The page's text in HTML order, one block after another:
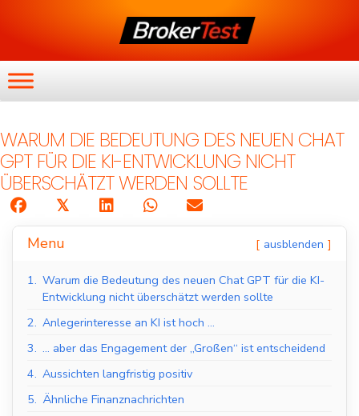
WARUM DIE BEDEUTUNG DES NEUEN CHAT
GPT FÜR DIE KI-ENTWICKLUNG NICHT
ÜBERSCHÄTZT WERDEN SOLLTE
𝕏
Menu ausblenden
1. Warum die Bedeutung des neuen Chat GPT für die KI-
Entwicklung nicht überschätzt werden sollte
2. Anlegerinteresse an KI ist hoch …
3. … aber das Engagement der „Großen“ ist entscheidend
4. Aussichten langfristig positiv
5. Ähnliche Finanznachrichten